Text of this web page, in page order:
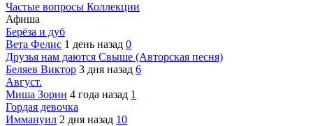
Частые вопросы Коллекции
Афиша
Берёза и дуб
Вета Фелис 1 день назад 0
Друзья нам даются Свыше (Авторская песня)
Беляев Виктор 3 дня назад 6
Август.
Миша Зорин 4 года назад 1
Гордая девочка
Иммануил 2 дня назад 10